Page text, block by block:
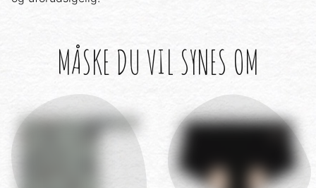
MÅSKE DU VIL SYNES OM